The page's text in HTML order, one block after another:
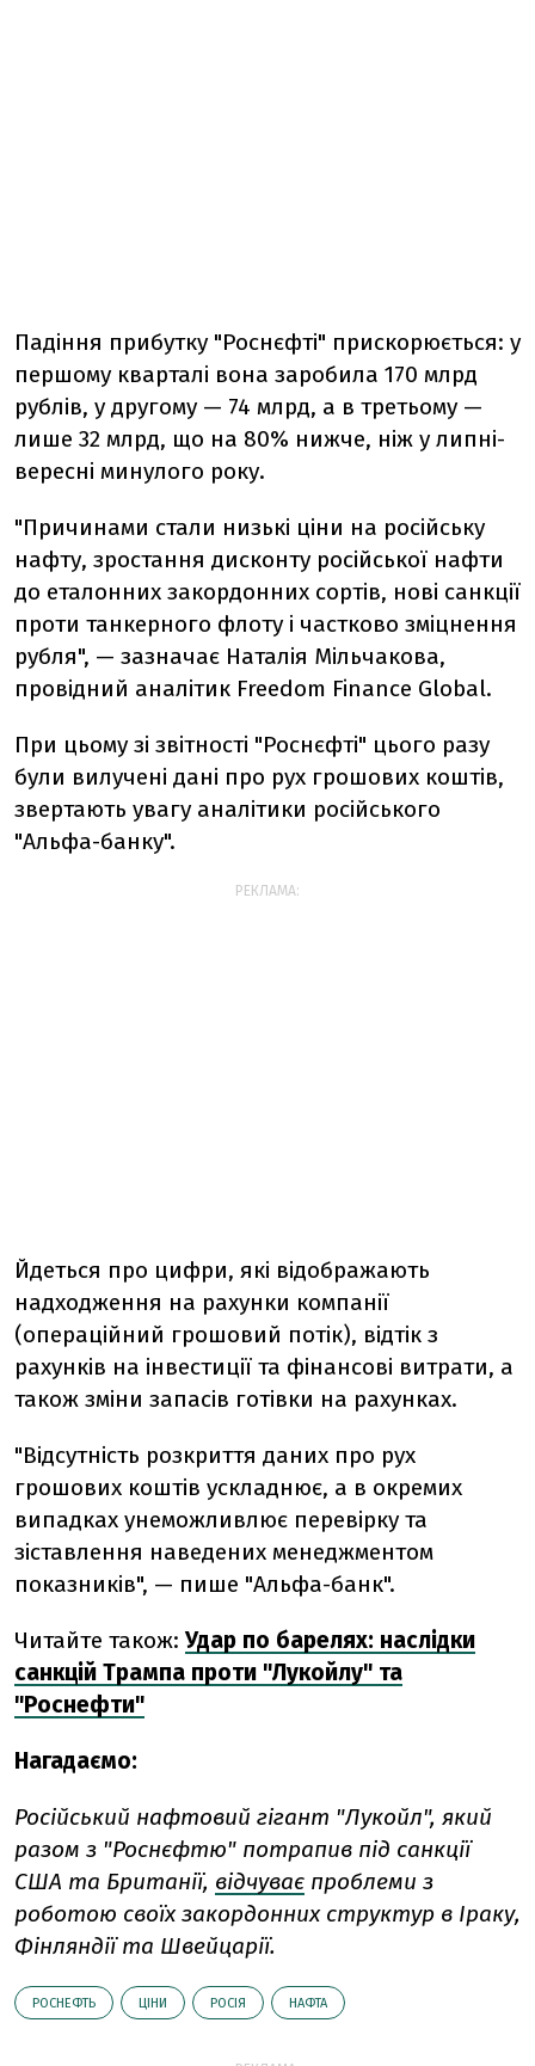
Падіння прибутку "Роснєфті" прискорюється: у
першому кварталі вона заробила 170 млрд
рублів, у другому — 74 млрд, а в третьому —
лише 32 млрд, що на 80% нижче, ніж у липні-
вересні минулого року.
"Причинами стали низькі ціни на російську
нафту, зростання дисконту російської нафти
до еталонних закордонних сортів, нові санкції
проти танкерного флоту і частково зміцнення
рубля", — зазначає Наталія Мільчакова,
провідний аналітик Freedom Finance Global.
При цьому зі звітності "Роснєфті" цього разу
були вилучені дані про рух грошових коштів,
звертають увагу аналітики російського
"Альфа-банку".
РЕКЛАМА:
Йдеться про цифри, які відображають
надходження на рахунки компанії
(операційний грошовий потік), відтік з
рахунків на інвестиції та фінансові витрати, а
також зміни запасів готівки на рахунках.
"Відсутність розкриття даних про рух
грошових коштів ускладнює, а в окремих
випадках унеможливлює перевірку та
зіставлення наведених менеджментом
показників", — пише "Альфа-банк".
Читайте також: Удар по барелях: наслідки
санкцій Трампа проти "Лукойлу" та
"Роснефти"
Нагадаємо:
Російський нафтовий гігант "Лукойл", який
разом з "Роснєфтю" потрапив під санкції
США та Британії, відчуває проблеми з
роботою своїх закордонних структур в Іраку,
Фінляндії та Швейцарії.
РОСНЕФТЬ ЦІНИ РОСІЯ НАФТА